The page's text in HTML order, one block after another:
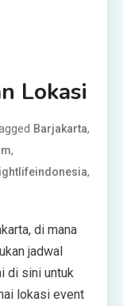
Lokasi
Barjakarta,
,
,
di mana
jadwal
di sini untuk
lokasi event